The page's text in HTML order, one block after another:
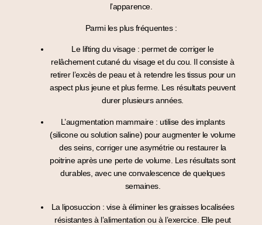
l’apparence.
Parmi les plus fréquentes :
Le lifting du visage: permet de corriger le
relâchement cutané du visage et du cou. Il consiste à
retirer l’excès de peau et à retendre les tissus pour un
aspect plus jeune et plus ferme. Les résultats peuvent
durer plusieurs années.
L’augmentation mammaire: utilise des implants
(silicone ou solution saline) pouraugmenter le volume
des seins, corriger une asymétrie ou restaurer la
poitrine après une perte de volume. Les résultats sont
durables, avec une convalescence de quelques
semaines.
La liposuccion : vise à éliminer les graisses localisées
résistantes à l’alimentation ou à l’exercice. Elle peut